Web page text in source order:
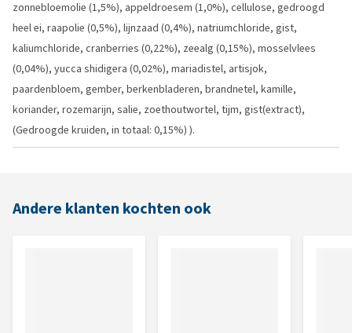
zonnebloemolie (1,5%), appeldroesem (1,0%), cellulose, gedroogd
heel ei, raapolie (0,5%), lijnzaad (0,4%), natriumchloride, gist,
kaliumchloride, cranberries (0,22%), zeealg (0,15%), mosselvlees
(0,04%), yucca shidigera (0,02%), mariadistel, artisjok,
paardenbloem, gember, berkenbladeren, brandnetel, kamille,
koriander, rozemarijn, salie, zoethoutwortel, tijm, gist(extract),
(Gedroogde kruiden, in totaal: 0,15%) ).
Andere klanten kochten ook